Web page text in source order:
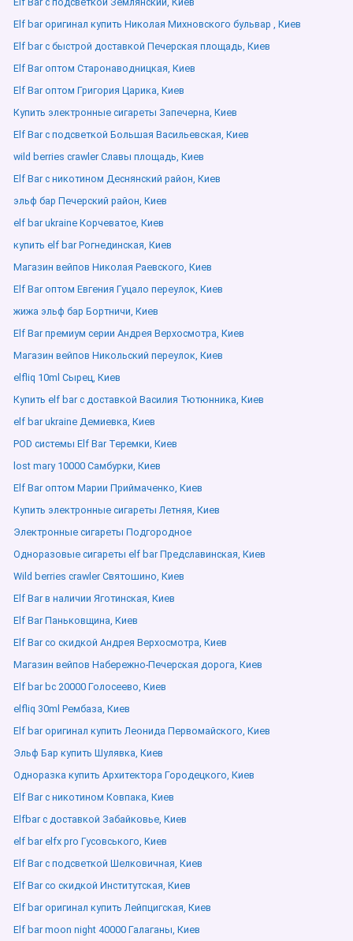
Elf bar оригинал купить Николая Михновского бульвар , Киев
Elf bar с быстрой доставкой Печерская площадь, Киев
Elf Bar оптом Старонаводницкая, Киев
Elf Bar оптом Григория Царика, Киев
Купить электронные сигареты Запечерна, Киев
Elf Bar с подсветкой Большая Васильевская, Киев
wild berries crawler Славы площадь, Киев
Elf Bar с никотином Деснянский район, Киев
эльф бар Печерский район, Киев
elf bar ukraine Корчеватое, Киев
купить elf bar Рогнединская, Киев
Магазин вейпов Николая Раевского, Киев
Elf Bar оптом Евгения Гуцало переулок, Киев
жижа эльф бар Бортничи, Киев
Elf Bar премиум серии Андрея Верхосмотра, Киев
Магазин вейпов Никольский переулок, Киев
elfliq 10ml Сырец, Киев
Купить elf bar с доставкой Василия Тютюнника, Киев
elf bar ukraine Демиевка, Киев
POD системы Elf Bar Теремки, Киев
lost mary 10000 Самбурки, Киев
Elf Bar оптом Марии Приймаченко, Киев
Купить электронные сигареты Летняя, Киев
Электронные сигареты Подгородное
Одноразовые сигареты elf bar Предславинская, Киев
Wild berries crawler Святошино, Киев
Elf Bar в наличии Яготинская, Киев
Elf Bar Паньковщина, Киев
Elf Bar со скидкой Андрея Верхосмотра, Киев
Магазин вейпов Набережно-Печерская дорога, Киев
Elf bar bc 20000 Голосеево, Киев
elfliq 30ml Рембаза, Киев
Elf bar оригинал купить Леонида Первомайского, Киев
Эльф Бар купить Шулявка, Киев
Одноразка купить Архитектора Городецкого, Киев
Elf Bar с никотином Ковпака, Киев
Elfbar с доставкой Забайковье, Киев
elf bar elfx pro Гусовського, Киев
Elf Bar с подсветкой Шелковичная, Киев
Elf Bar со скидкой Институтская, Киев
Elf bar оригинал купить Лейпцигская, Киев
Elf bar moon night 40000 Галаганы, Киев